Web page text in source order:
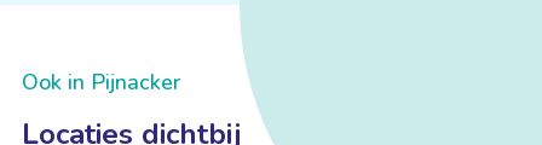
Ook in Pijnacker
Locaties dichtbij